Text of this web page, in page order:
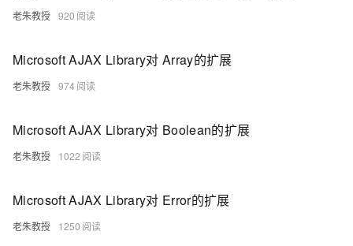
老朱教授 920
Microsoft AJAX Library对 Array的扩展
老朱教授 974
Microsoft AJAX Library对 Boolean的扩展
老朱教授 1022
Microsoft AJAX Library对 Error的扩展
老朱教授 1250